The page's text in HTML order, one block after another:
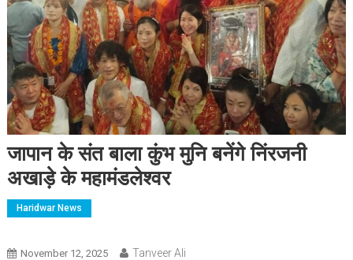
जापान के संत बाला कुंभ मुनि बनेंगे निंरजनी
अखाड़े के महामंडलेश्वर
Haridwar News
November 12, 2025 Tanveer Ali